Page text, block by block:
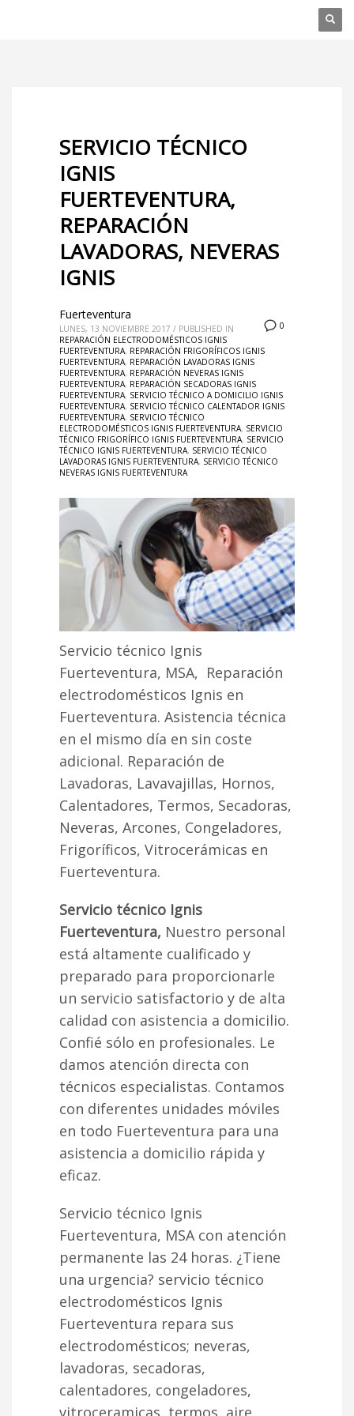
SERVICIO TÉCNICO
IGNIS
FUERTEVENTURA,
REPARACIÓN
LAVADORAS, NEVERAS
IGNIS
0
Fuerteventura
LUNES, 13 NOVIEMBRE 2017 / PUBLISHED IN
REPARACIÓN ELECTRODOMÉSTICOS IGNIS
FUERTEVENTURA, REPARACIÓN FRIGORÍFICOS IGNIS
FUERTEVENTURA, REPARACIÓN LAVADORAS IGNIS
FUERTEVENTURA, REPARACIÓN NEVERAS IGNIS
FUERTEVENTURA, REPARACIÓN SECADORAS IGNIS
FUERTEVENTURA, SERVICIO TÉCNICO A DOMICILIO IGNIS
FUERTEVENTURA, SERVICIO TÉCNICO CALENTADOR IGNIS
FUERTEVENTURA, SERVICIO TÉCNICO
ELECTRODOMÉSTICOS IGNIS FUERTEVENTURA, SERVICIO
TÉCNICO FRIGORÍFICO IGNIS FUERTEVENTURA, SERVICIO
TÉCNICO IGNIS FUERTEVENTURA, SERVICIO TÉCNICO
LAVADORAS IGNIS FUERTEVENTURA, SERVICIO TÉCNICO
NEVERAS IGNIS FUERTEVENTURA
Servicio técnico Ignis
Fuerteventura, MSA, Reparación
electrodomésticos Ignis en
Fuerteventura. Asistencia técnica
en el mismo día en sin coste
adicional. Reparación de
Lavadoras, Lavavajillas, Hornos,
Calentadores, Termos, Secadoras,
Neveras, Arcones, Congeladores,
Frigoríficos, Vitrocerámicas en
Fuerteventura.
Servicio técnico Ignis
Fuerteventura, Nuestro personal
está altamente cualificado y
preparado para proporcionarle
un servicio satisfactorio y de alta
calidad con asistencia a domicilio.
Confié sólo en profesionales. Le
damos atención directa con
técnicos especialistas. Contamos
con diferentes unidades móviles
en todo Fuerteventura para una
asistencia a domicilio rápida y
eficaz.
Servicio técnico Ignis
Fuerteventura, MSA con atención
permanente las 24 horas. ¿Tiene
una urgencia? servicio técnico
electrodomésticos Ignis
Fuerteventura repara sus
electrodomésticos; neveras,
lavadoras, secadoras,
calentadores, congeladores,
vitroceramicas, termos, aire